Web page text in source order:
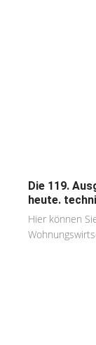
Die 119.
heute.
Hier können